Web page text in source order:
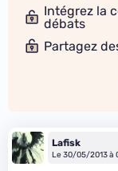
Intégrez la
débats
Partagez
Lafisk
Le 30/05/2013 à